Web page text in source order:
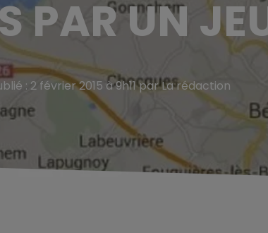
PAR UN
: 2 février 2015 à 9h11 par La rédaction